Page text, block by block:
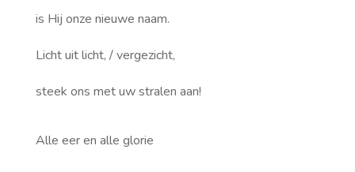
is Hij onze nieuwe naam.
Licht uit licht, / vergezicht,
steek ons met uw stralen aan!
Alle eer en alle glorie